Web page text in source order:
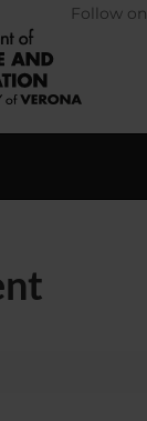
Follow on